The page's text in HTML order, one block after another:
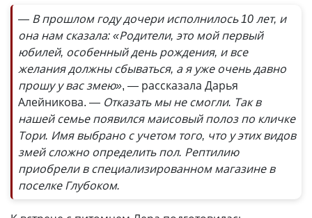
— В прошлом году дочери исполнилось 10 лет, и
она нам сказала: «Родители, это мой первый
юбилей, особенный день рождения, и все
желания должны сбываться, а я уже очень давно
прошу у вас змею», — рассказала Дарья
Алейникова. — Отказать мы не смогли. Так в
нашей семье появился маисовый полоз по кличке
Тори. Имя выбрано с учетом того, что у этих видов
змей сложно определить пол. Рептилию
приобрели в специализированном магазине в
поселке Глубоком.